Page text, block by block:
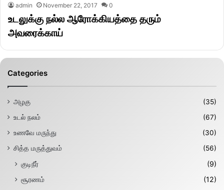
admin November 22, 2017 0
உடலுக்கு நல்ல ஆரோக்கியத்தை தரும்
அவரைக்காய்
Categories
அழகு
(35)
உடல் நலம்
(67)
உணவே மருந்து
(30)
சித்த மருத்துவம்
(56)
குடிநீர்
(9)
சூரணம்
(12)